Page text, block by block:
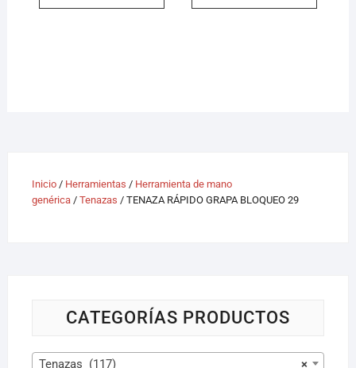
Inicio/ Herramientas / Herramienta de mano
genérica/ Tenazas / TENAZA RÁPIDO GRAPA BLOQUEO 29
CATEGORÍAS PRODUCTOS
×
Tenazas (117)